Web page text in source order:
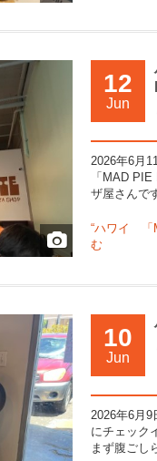
12
Jun
2026年6月
「MAD
ザ屋さんで
“ハワイ 「
む
10
Jun
2026年6月
にチェック
まず腹ごし